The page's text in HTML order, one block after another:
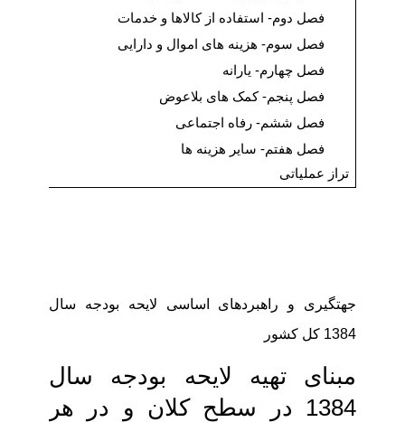
فصل دوم-استفاده از کالاها و خدمات
فصل سوم-هزینه های اموال و دارایی
فصل چهارم-یارانه
فصل پنجم-کمک های بلاعوض
فصل ششم-رفاه اجتماعی
فصل هفتم-سایر هزینه ها
تراز عملیاتی
جهتگیری و راهبردهای اساسی‏ لایحه بودجه سال
1384 کل کشور
مبنای تهیه لایحه بودجه سال
1384 در سطح کلان و در هر